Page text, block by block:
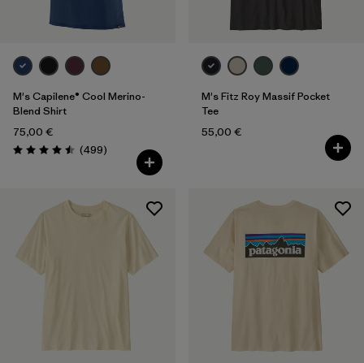
M's Capilene® Cool Merino-
Blend Shirt
75,00 €
Bewertung: 4.5 / 5
(499Rezensionen
)
M's Fitz Roy Massif Pocket
Tee
55,00 €